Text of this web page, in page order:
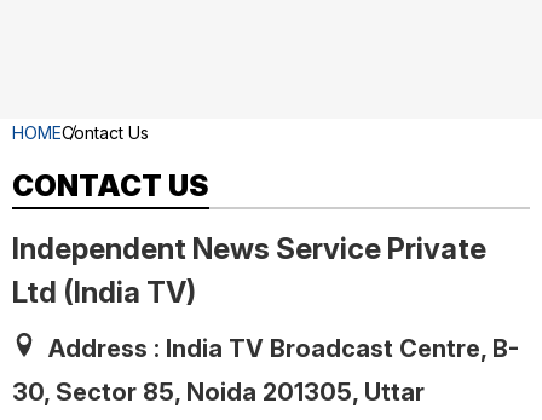
HOMEContact Us
CONTACT US
Independent News Service Private
Ltd (India TV)
Address : India TV Broadcast Centre, B-
30, Sector 85, Noida 201305, Uttar